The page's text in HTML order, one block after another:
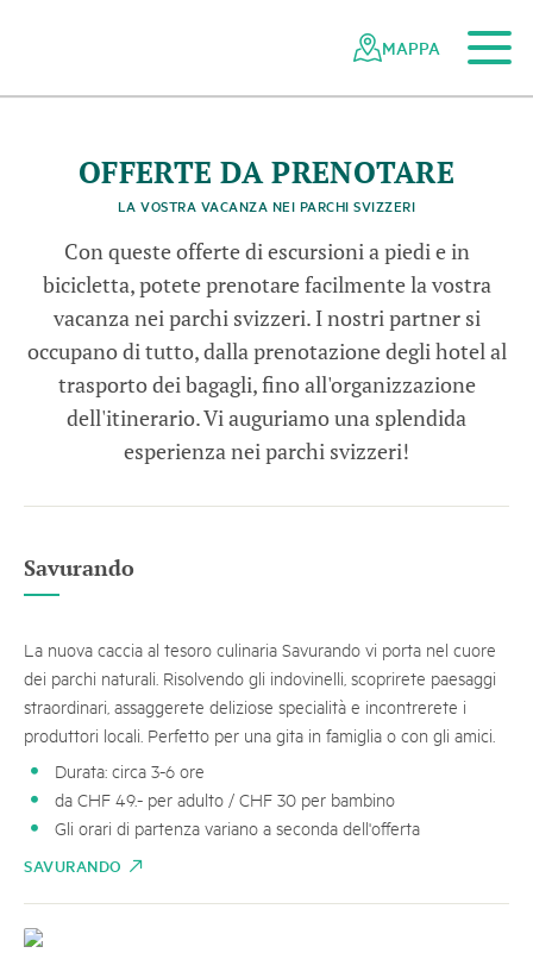
dei
MAPPA
T
o
u r
i
n
b
i
c
i c
l
e
t t
a
P
a
r c
J
u
r a
v
a
u d
o
i s©
A
n
n
e
M
o
s
c
a
t
e
l
lo
OFFERTE DA PRENOTARE
LA VOSTRA VACANZA NEI PARCHI SVIZZERI
Con queste offerte di escursioni a piedi e in
bicicletta, potete prenotare facilmente la vostra
vacanza nei parchi svizzeri. I nostri partner si
occupano di tutto, dalla prenotazione degli hotel al
trasporto dei bagagli, fino all'organizzazione
dell'itinerario. Vi auguriamo una splendida
esperienza nei parchi svizzeri!
Savurando
La nuova caccia al tesoro culinaria Savurando vi porta nel cuore
dei parchi naturali. Risolvendo gli indovinelli, scoprirete paesaggi
straordinari, assaggerete deliziose specialità e incontrerete i
produttori locali. Perfetto per una gita in famiglia o con gli amici.
Durata: circa 3-6 ore
da CHF 49.- per adulto / CHF 30 per bambino
Gli orari di partenza variano a seconda dell'offerta
SAVURANDO